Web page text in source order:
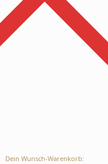
Dein Wunsch-Warenkorb: